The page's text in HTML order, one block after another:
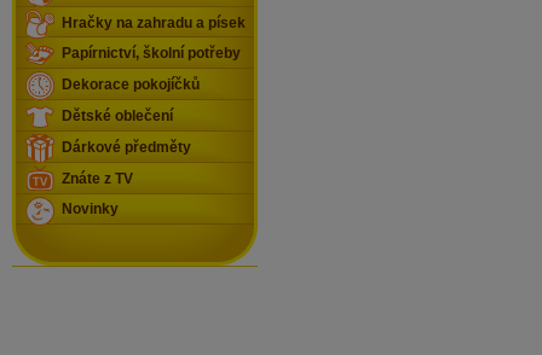
Hračky na zahradu a písek
Papírnictví, školní potřeby
Dekorace pokojíčků
Dětské oblečení
Dárkové předměty
Znáte z TV
Novinky